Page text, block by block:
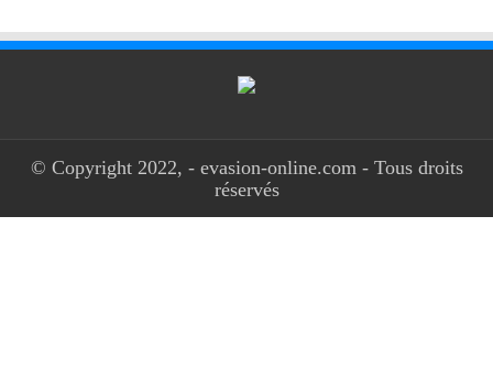
© Copyright 2022, - evasion-online.com - Tous droits
réservés